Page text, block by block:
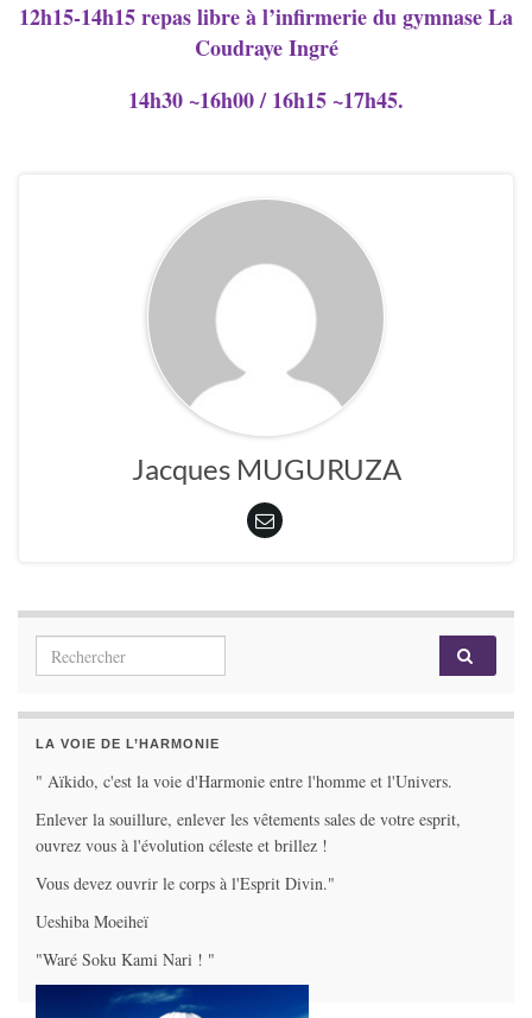
12h15-14h15 repas libre à l’infirmerie du gymnase La
Coudraye Ingré
14h30 ~16h00 / 16h15 ~17h45.
Jacques MUGURUZA
Search for:
LA VOIE DE L’HARMONIE
" Aïkido, c'est la voie d'Harmonie entre l'homme et l'Univers.
Enlever la souillure, enlever les vêtements sales de votre esprit,
ouvrez vous à l'évolution céleste et brillez !
Vous devez ouvrir le corps à l'Esprit Divin."
Ueshiba Moeiheï
"Waré Soku Kami Nari ! "